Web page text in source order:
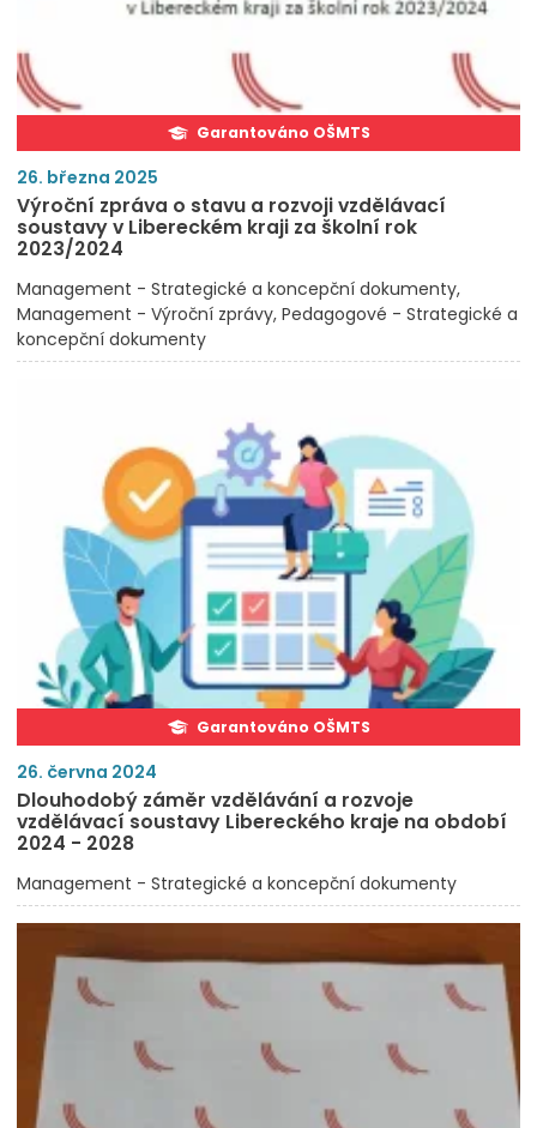
Garantováno OŠMTS
26. března 2025
Výroční zpráva o stavu a rozvoji vzdělávací
soustavy v Libereckém kraji za školní rok
2023/2024
Management - Strategické a koncepční dokumenty
Management - Výroční zprávy Pedagogové - Strategické a
koncepční dokumenty
Garantováno OŠMTS
26. června 2024
Dlouhodobý záměr vzdělávání a rozvoje
vzdělávací soustavy Libereckého kraje na období
2024 - 2028
Management - Strategické a koncepční dokumenty